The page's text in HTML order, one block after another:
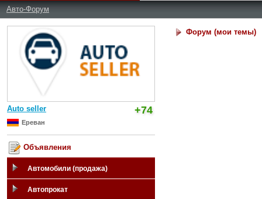
Авто-Форум
Auto seller +74
Ереван
Объявления
Автомобили (продажа)
Автопрокат
Форум (мои темы)